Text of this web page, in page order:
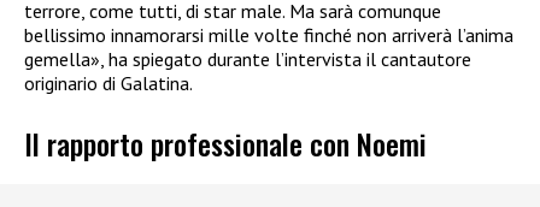
terrore, come tutti, di star male. Ma sarà comunque
bellissimo innamorarsi mille volte finché non arriverà l’anima
gemella», ha spiegato durante l’intervista il cantautore
originario di Galatina.
Il rapporto professionale con Noemi